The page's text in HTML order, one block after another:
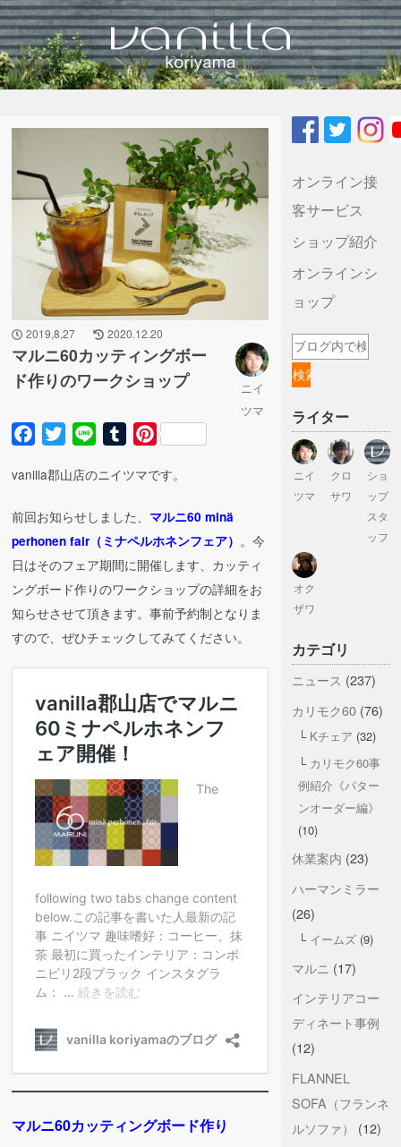
2019,8,27 2020.12.20
マルニ60カッティングボー
ド作りのワークショップ
ニイ
ツマ
Facebook
Twitter Line TumblrPinterest
vanilla郡山店のニイツマです。
前回お知らせしました、 マルニ60minä
perhonen fair（ミナペルホネンフェア） 。今
日はそのフェア期間に開催します、カッティ
ングボード作りのワークショップの詳細をお
知らせさせて頂きます。事前予約制となりま
すので、ぜひチェックしてみてください。
マルニ60カッティングボード作り
オンライン接
客サービス
ショップ紹介
オンラインシ
ョップ
ライター
ニイ
ツマ
クロ
サワ
ショ
ップ
スタ
ッフ
オク
ザワ
カテゴリ
ニュース (237)
カリモク60(76)
Kチェア (32)
カリモク60事
例紹介《パター
ンオーダー編》
(10)
休業案内 (23)
ハーマンミラー
(26)
イームズ(9)
マルニ (17)
インテリアコー
ディネート事例
(12)
FLANNEL
SOFA（フランネ
ルソファ）
(12)